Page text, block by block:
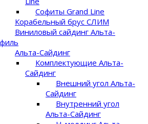
Софиты Grand Line
Корабельный брус СЛИМ
Виниловый сайдинг Альта-
Альта-Сайдинг
Комплектующие Альта-
Сайдинг
Внешний угол Альта-
Сайдинг
Внутренний угол
Альта-Сайдинг